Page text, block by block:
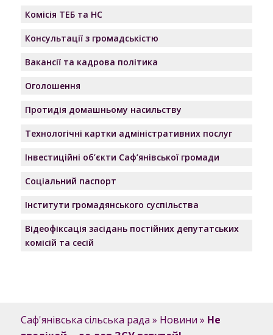
Комісія ТЕБ та НС
Консультації з громадськістю
Вакансії та кадрова політика
Оголошення
Протидія домашньому насильству
Технологічні картки адміністративних послуг
Інвестиційні об’єкти Саф’янівської громади
Соціальний паспорт
Інститути громадянського суспільства
Відеофіксація засідань постійних депутатських
комісій та сесій
Саф'янівська сільська рада » Новини » Не